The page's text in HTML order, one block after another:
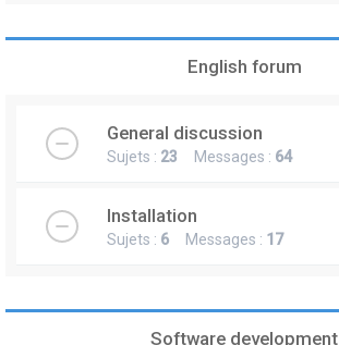
English forum
General discussion
Sujets : 23 Messages : 64
Installation
Sujets : 6 Messages : 17
Software development